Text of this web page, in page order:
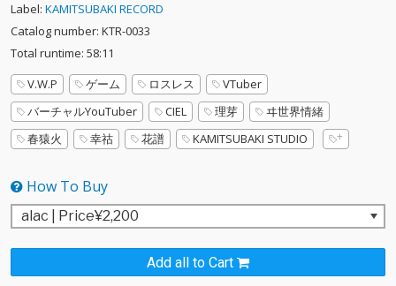
Label: KAMITSUBAKI RECORD
Catalog number: KTR-0033
Total runtime: 58:11
V.W.P
ゲーム ロスレス
VTuber
バーチャルYouTuber
CIEL 理芽
ヰ世界情緒
春猿火
幸祜 花譜 KAMITSUBAKI STUDIO
How To Buy
Add all to Cart